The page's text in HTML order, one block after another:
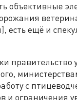
объективные
есть ещё и
правительство
с
и ограничения